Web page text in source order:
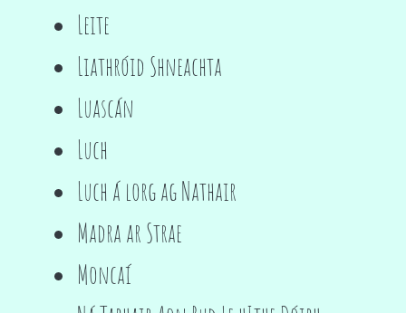
Leite
Liathróid Shneachta
Luascán
Luch
Luch á lorg ag Nathair
Madra ar Strae
Moncaí